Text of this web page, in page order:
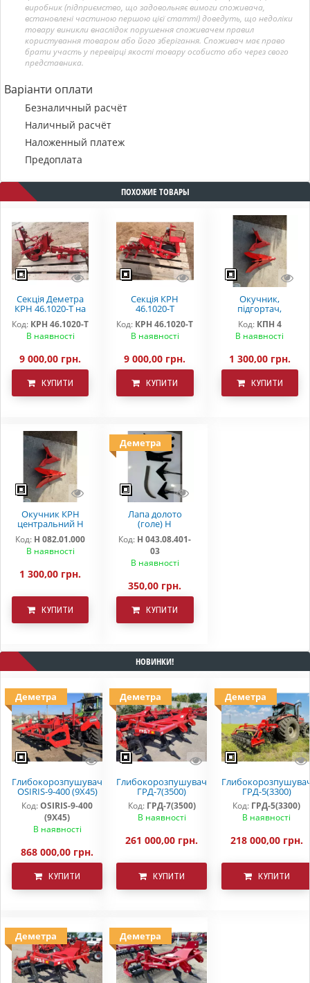
виробник (підприємство, що задовольняє вимоги споживача,
встановлені частиною першою цієї статті) доведуть, що недоліки
товару виникли внаслідок порушення споживачем правил
користування товаром або його зберігання. Споживач має право
брати участь у перевірці якості товару особисто або через свого
представника.
Варіанти оплати
Безналичный расчёт
Наличный расчёт
Наложенный платеж
Предоплата
ПОХОЖИЕ ТОВАРЫ
Секція Деметра
КРН 46.1020-Т на
Код: КРН 46.1020-Т
В наявності
9 000,00 грн.
КУПИТИ
Секція КРН
46.1020-Т
Код: КРН 46.1020-Т
В наявності
9 000,00 грн.
КУПИТИ
Окучник,
підгортач,
загортач КРН
Код: КПН 4
В наявності
1 300,00 грн.
КУПИТИ
Окучник КРН
центральний Н
082.01.000
"DEMETRA"
Код: Н 082.01.000
В наявності
1 300,00 грн.
КУПИТИ
Деметра
Лапа долото
(голе) Н
043.08.401-03
Код: Н 043.08.401-
03
В наявності
350,00 грн.
КУПИТИ
НОВИНКИ!
Деметра
Глибокорозпушувач
OSIRIS-9-400 (9Х45)
Код:OSIRIS-9-400
(9Х45)
В наявності
868 000,00 грн.
КУПИТИ
Деметра
Глибокорозпушувач
ГРД-7(3500)
Код: ГРД-7(3500)
В наявності
261 000,00 грн.
КУПИТИ
Деметра
ГРД-5(3300)
Код: ГРД-5(3300)
В наявності
218 000,00 грн.
КУПИТИ
Деметра Деметра